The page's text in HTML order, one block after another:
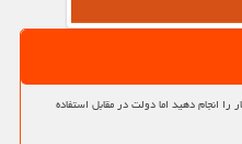
انجام دهید اما دولت در مقابل استفاده